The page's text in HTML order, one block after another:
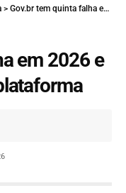
> Gov.br tem quinta falha em 2026 e expõe fragilidade da plataforma
em 2026 e